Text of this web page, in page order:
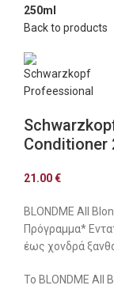
250ml
Back to products
Conditioner
21.00€
BLONDME All
Πρόγραμμα*
έως χονδρά
To BLONDME All